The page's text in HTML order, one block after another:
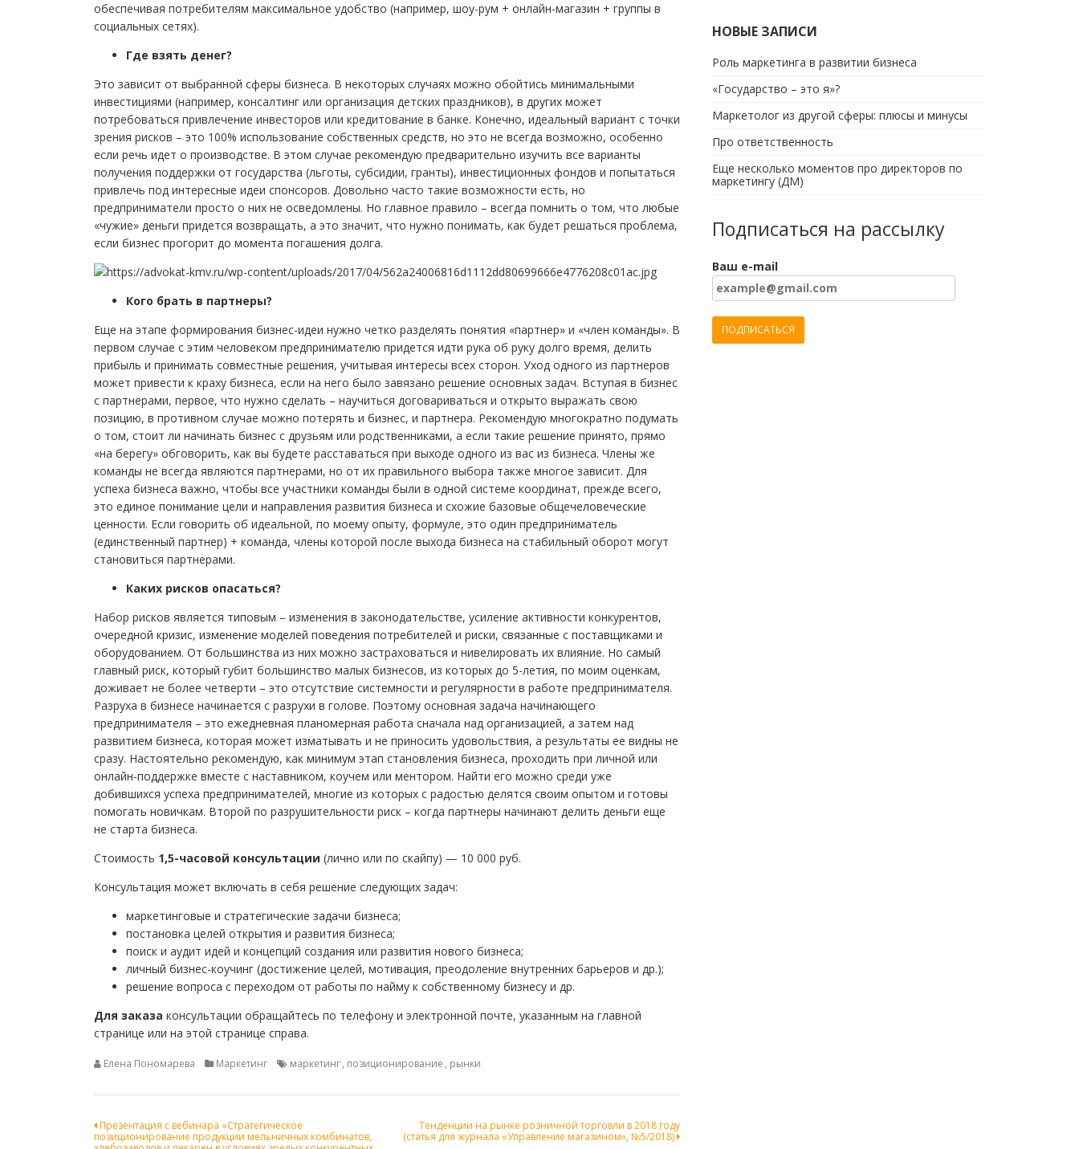
обеспечивая потребителям максимальное удобство (например, шоу-рум + онлайн-магазин + группы в
социальных сетях).
Где взять денег?
Это зависит от выбранной сферы бизнеса. В некоторых случаях можно обойтись минимальными
инвестициями (например, консалтинг или организация детских праздников), в других может
потребоваться привлечение инвесторов или кредитование в банке. Конечно, идеальный вариант с точки
зрения рисков – это 100% использование собственных средств, но это не всегда возможно, особенно
если речь идет о производстве. В этом случае рекомендую предварительно изучить все варианты
получения поддержки от государства (льготы, субсидии, гранты), инвестиционных фондов и попытаться
привлечь под интересные идеи спонсоров. Довольно часто такие возможности есть, но
предприниматели просто о них не осведомлены. Но главное правило – всегда помнить о том, что любые
«чужие» деньги придется возвращать, а это значит, что нужно понимать, как будет решаться проблема,
если бизнес прогорит до момента погашения долга.
Кого брать в партнеры?
Еще на этапе формирования бизнес-идеи нужно четко разделять понятия «партнер» и «член команды». В
первом случае с этим человеком предпринимателю придется идти рука об руку долго время, делить
прибыль и принимать совместные решения, учитывая интересы всех сторон. Уход одного из партнеров
может привести к краху бизнеса, если на него было завязано решение основных задач. Вступая в бизнес
с партнерами, первое, что нужно сделать – научиться договариваться и открыто выражать свою
позицию, в противном случае можно потерять и бизнес, и партнера. Рекомендую многократно подумать
о том, стоит ли начинать бизнес с друзьям или родственниками, а если такие решение принято, прямо
«на берегу» обговорить, как вы будете расставаться при выходе одного из вас из бизнеса. Члены же
команды не всегда являются партнерами, но от их правильного выбора также многое зависит. Для
успеха бизнеса важно, чтобы все участники команды были в одной системе координат, прежде всего,
это единое понимание цели и направления развития бизнеса и схожие базовые общечеловеческие
ценности. Если говорить об идеальной, по моему опыту, формуле, это один предприниматель
(единственный партнер) + команда, члены которой после выхода бизнеса на стабильный оборот могут
становиться партнерами.
Каких рисков опасаться?
Набор рисков является типовым – изменения в законодательстве, усиление активности конкурентов,
очередной кризис, изменение моделей поведения потребителей и риски, связанные с поставщиками и
оборудованием. От большинства из них можно застраховаться и нивелировать их влияние. Но самый
главный риск, который губит большинство малых бизнесов, из которых до 5-летия, по моим оценкам,
доживает не более четверти – это отсутствие системности и регулярности в работе предпринимателя.
Разруха в бизнесе начинается с разрухи в голове. Поэтому основная задача начинающего
предпринимателя – это ежедневная планомерная работа сначала над организацией, а затем над
развитием бизнеса, которая может изматывать и не приносить удовольствия, а результаты ее видны не
сразу. Настоятельно рекомендую, как минимум этап становления бизнеса, проходить при личной или
онлайн-поддержке вместе с наставником, коучем или ментором. Найти его можно среди уже
добившихся успеха предпринимателей, многие из которых с радостью делятся своим опытом и готовы
помогать новичкам. Второй по разрушительности риск – когда партнеры начинают делить деньги еще
не старта бизнеса.
Стоимость 1,5-часовой консультации (лично или по скайпу) — 10 000 руб.
Консультация может включать в себя решение следующих задач:
маркетинговые и стратегические задачи бизнеса;
постановка целей открытия и развития бизнеса;
поиск и аудит идей и концепций создания или развития нового бизнеса;
личный бизнес-коучинг (достижение целей, мотивация, преодоление внутренних барьеров и др.);
решение вопроса с переходом от работы по найму к собственному бизнесу и др.
Для заказа консультации обращайтесь по телефону и электронной почте, указанным на главной
странице или на этой странице справа.
Елена Пономарева Маркетинг маркетинг, позиционирование , рынки
Навигация
Презентация с вебинара «Стратегическое
позиционирование продукции мельничных комбинатов,
Тенденции на рынке розничной торговли в 2018 году
(статья для журнала «Управление магазином», №5/2018)
НОВЫЕ ЗАПИСИ
Роль маркетинга в развитии бизнеса
«Государство – это я»?
Маркетолог из другой сферы: плюсы и минусы
Про ответственность
Еще несколько моментов про директоров по
маркетингу (ДМ)
Подписаться на рассылку
Ваш e-mail